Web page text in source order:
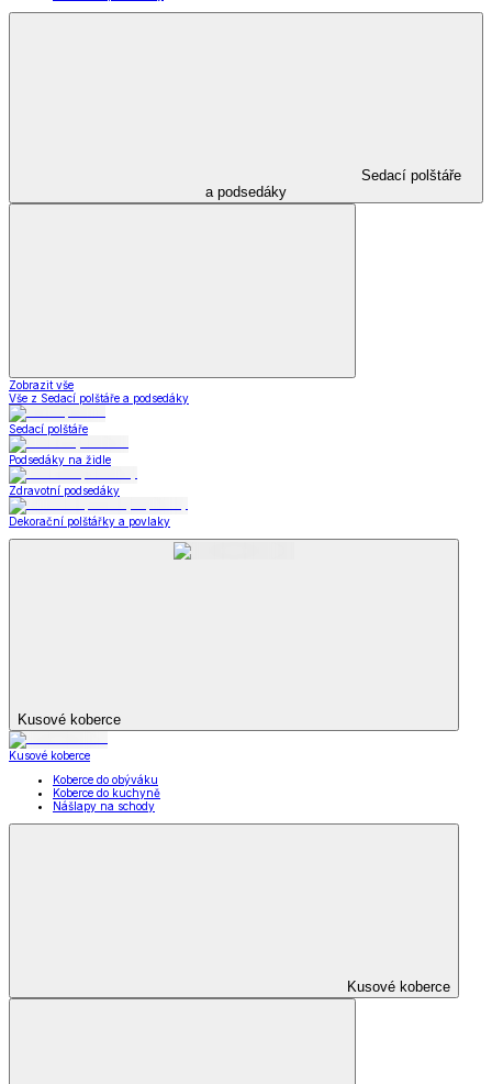
Sedací polštáře
a podsedáky
Zobrazit vše
Vše z Sedací polštáře a podsedáky
Sedací polštáře
Podsedáky na židle
Zdravotní podsedáky
Dekorační polštářky a povlaky
Kusové koberce
Kusové koberce
Koberce do obýváku
Koberce do kuchyně
Nášlapy na schody
Kusové koberce